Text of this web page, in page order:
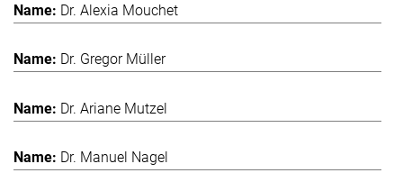
Dr. Alexia Mouchet
Dr. Gregor Müller
Dr. Ariane Mutzel
Dr. Manuel Nagel